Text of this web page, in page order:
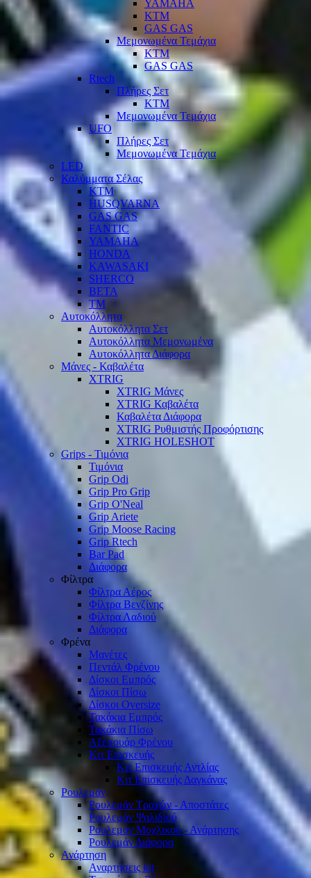
YAMAHA
KTM
GAS GAS
Μεμονωμένα Τεμάχια
KTM
GAS GAS
Rtech
Πλήρες Σετ
KTM
Μεμονωμένα Τεμάχια
UFO
Πλήρες Σετ
Μεμονωμένα Τεμάχια
LED
Καλύμματα Σέλας
KTM
HUSQVARNA
GAS GAS
FANTIC
YAMAHA
HONDA
KAWASAKI
SHERCO
BETA
TM
Αυτοκόλλητα
Αυτοκόλλητα Σετ
Αυτοκόλλητα Μεμονωμένα
Αυτοκόλλητα Διάφορα
Μάνες - Καβαλέτα
XTRIG
XTRIG Μάνες
XTRIG Καβαλέτα
Καβαλέτα Διάφορα
XTRIG Ρυθμιστής Προφόρτισης
XTRIG HOLESHOT
Grips - Τιμόνια
Τιμόνια
Grip Odi
Grip Pro Grip
Grip O'Neal
Grip Ariete
Grip Moose Racing
Grip Rtech
Bar Pad
Διάφορα
Φίλτρα
Φίλτρα Αέρος
Φίλτρα Βενζίνης
Φίλτρα Λαδιού
Διάφορα
Φρένα
Μανέτες
Πεντάλ Φρένου
Δίσκοι Εμπρός
Δίσκοι Πίσω
Δίσκοι Oversize
Τακάκια Εμπρός
Τακάκια Πίσω
Αξεσουάρ Φρένου
Κιτ Επισκευής
Κιτ Επισκευής Αντλίας
Κιτ Επισκευής Δαγκάνας
Ρουλεμάν
Ρουλεμάν Τροχών - Αποστάτες
Ρουλεμάν Ψαλιδιού
Ρουλεμάν Μοχλικού - Ανάρτησης
Ρουλεμάν Διάφορα
Ανάρτηση
Αναρτήσεις kit